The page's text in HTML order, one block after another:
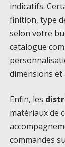
indicatifs.
finition, type
selon votre
catalogue
dimensions et
Enfin, les
matériaux de
commandes